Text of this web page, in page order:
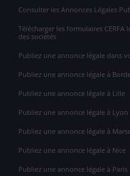
Consulter les Annonces Légales
Télécharger les formulaires
des sociétés
Publiez une annonce légale dans
Publiez une annonce légale à
Publiez une annonce légale à Lille
Publiez une annonce légale à Lyon
Publiez une annonce légale à
Publiez une annonce légale à Nice
Publiez une annonce légale à Paris